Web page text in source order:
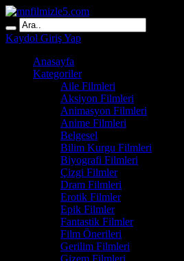
Kaydol Giriş Yap
Anasayfa
Kategoriler
Aile Filmleri
Aksiyon Filmleri
Animasyon Filmleri
Anime Filmleri
Belgesel
Bilim Kurgu Filmleri
Biyografi Filmleri
Çizgi Filmler
Dram Filmleri
Erotik Filmler
Epik Filmler
Fantastik Filmler
Film Önerileri
Gerilim Filmleri
Gizem Filmleri